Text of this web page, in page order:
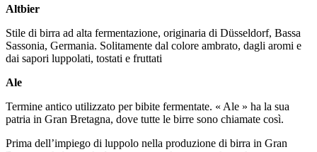
Altbier
Stile di birra ad alta fermentazione, originaria di Düsseldorf, Bassa
Sassonia, Germania. Solitamente dal colore ambrato, dagli aromi e
dai sapori luppolati, tostati e fruttati
Ale
Termine antico utilizzato per bibite fermentate. « Ale » ha la sua
patria in Gran Bretagna, dove tutte le birre sono chiamate così.
Prima dell’impiego di luppolo nella produzione di birra in Gran